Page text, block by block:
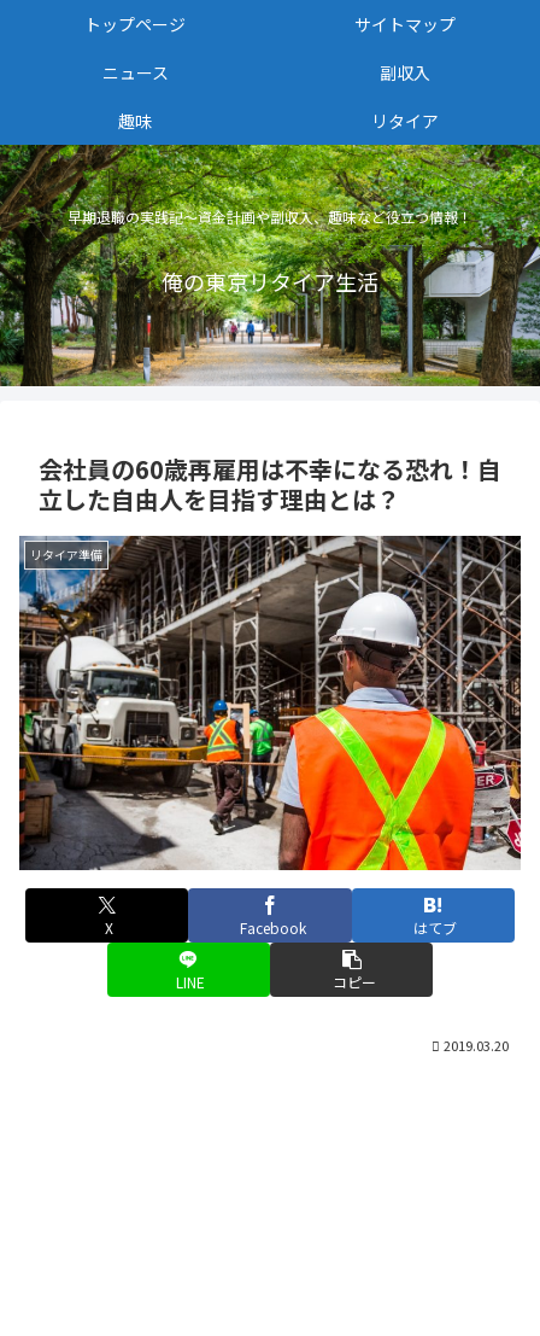
早期退職の実践記〜資金計画や副収入、趣味など役立つ情報！
俺の東京リタイア生活
トップページ
サイトマップ
ニュース
副収入
趣味
リタイア
会社員の60歳再雇用は不幸になる恐れ！自
立した自由人を目指す理由とは？
リタイア準備
X Facebook はてブ
LINE コピー
2019.03.20